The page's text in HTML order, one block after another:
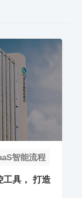
智能流程
工具， 打造